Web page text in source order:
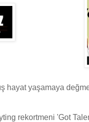
hayat yaşamaya
rekortmeni 'Got